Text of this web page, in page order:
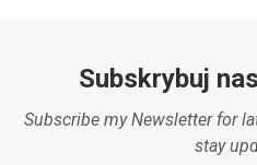
Subskrybuj
Subscribe my Newsletter for
stay